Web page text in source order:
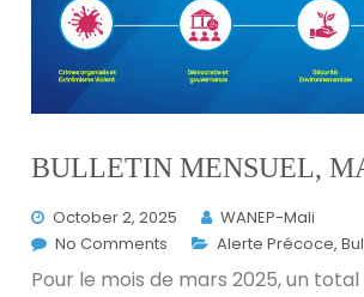
BULLETIN MENSUEL,
October 2, 2025
WANEP-Mali
No Comments
Alerte Précoce,
Pour le mois de mars 2025, un